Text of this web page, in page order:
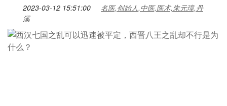
2023-03-12 15:51:00
名医,创始人,中医,医术,朱元璋,丹
溪